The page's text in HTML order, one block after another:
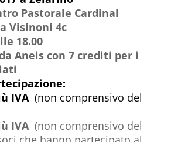
Pastorale Cardinal
Visinoni 4c
18.00
Aneis con 7 crediti per i
IVA (non comprensivo del
IVA (non comprensivo del